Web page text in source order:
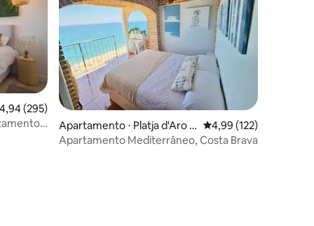
de uma avaliação média de 5, 295 avaliações
4,94 (295)
Apartamento ⋅ Platja d'Aro i
S'Agaró
4,99 de uma avaliação
4,99 (122)
Apartamento Mediterrâneo, Costa Brava